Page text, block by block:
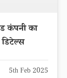
कंपनी का
5th Feb 2025